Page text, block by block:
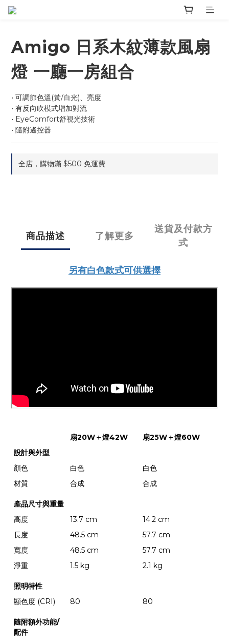
Amigo 日系木紋薄款風扇
燈 一廳一房組合
• 可調節色溫(黃/白光)、亮度
• 有反向吹模式增加對流
• EyeComfort舒視光技術
• 隨附遙控器
全店，購物滿 $500 免運費
商品描述 了解更多
送貨及付款方
式
另有白色款式可供選擇
扇20W＋燈42W
扇25W＋燈60W
設計與外型
顏色
白色
白色
材質
合成 合成
產品尺寸與重量
高度
13.7 cm
14.2 cm
長度
48.5 cm
57.7 cm
寬度
48.5 cm
57.7 cm
淨重
1.5 kg 2.1 kg
照明特性
顯色度 (CRI)
80 80
隨附額外功能/
配件